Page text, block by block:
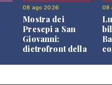
08 ago 2026
Mostra dei
Presepi a San
Giovanni:
dietrofront della
08